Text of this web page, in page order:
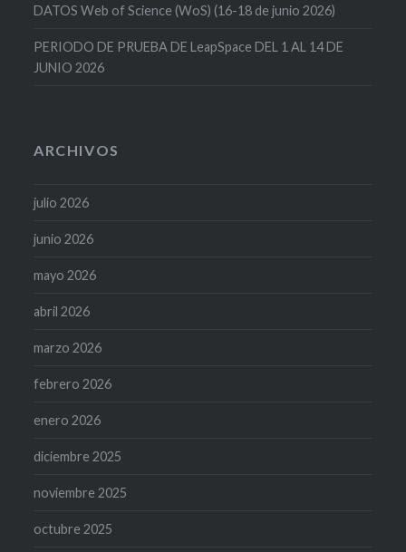
DATOS Web of Science (WoS) (16-18 de junio 2026)
PERIODO DE PRUEBA DE LeapSpace DEL 1 AL 14 DE
JUNIO 2026
ARCHIVOS
julio 2026
junio 2026
mayo 2026
abril 2026
marzo 2026
febrero 2026
enero 2026
diciembre 2025
noviembre 2025
octubre 2025